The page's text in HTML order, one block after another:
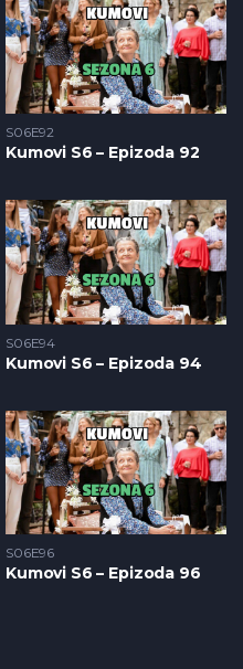
S06E92
Kumovi S6 – Epizoda 92
S06E94
Kumovi S6 – Epizoda 94
S06E96
Kumovi S6 – Epizoda 96